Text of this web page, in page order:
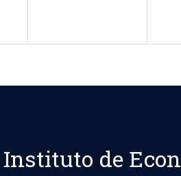
Instituto de